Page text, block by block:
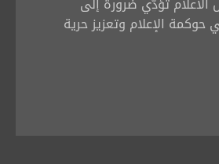
الإعلام وتعزيز حرية